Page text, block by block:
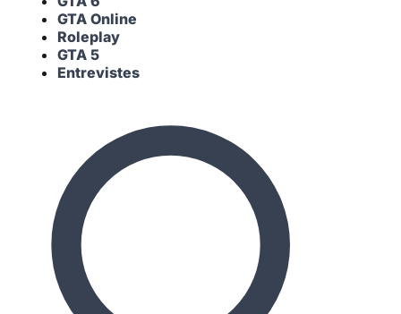
GTA Online
Roleplay
GTA 5
Entrevistes